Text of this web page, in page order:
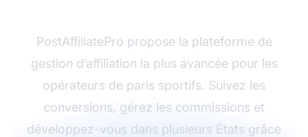
PostAffiliatePro propose la plateforme de
gestion d’affiliation la plus avancée pour les
opérateurs de paris sportifs. Suivez les
conversions, gérez les commissions et
développez-vous dans plusieurs États grâce